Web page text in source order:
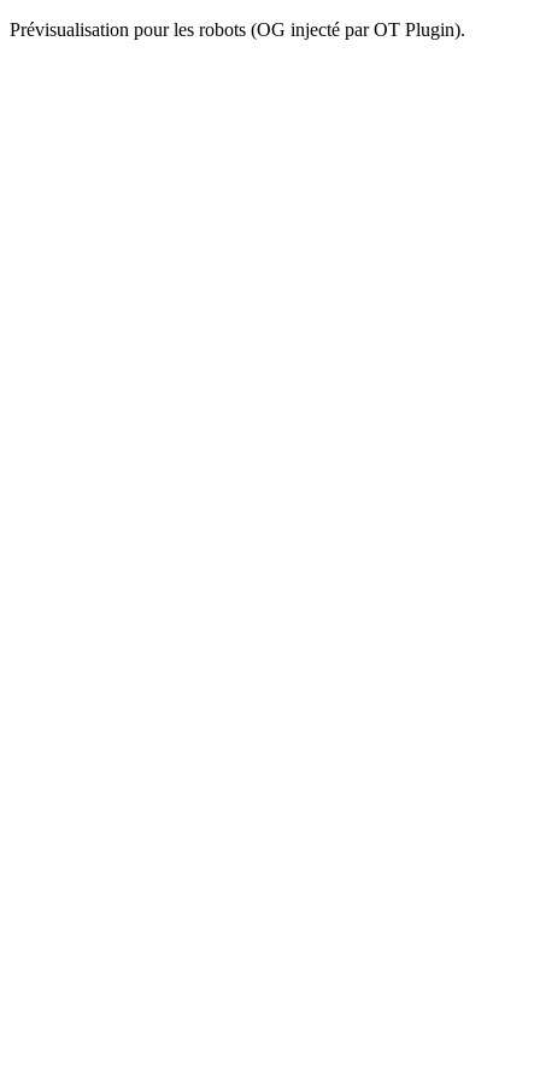
Prévisualisation pour les robots (OG injecté par OT Plugin).